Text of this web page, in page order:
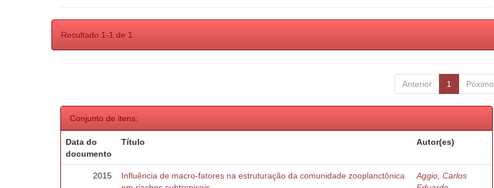
Resultado 1-1 de 1.
Anterior 1 Póximo
Conjunto de itens:
Data do
documento
Título Autor(es)
2015
Influência de macro-fatores na estruturação da comunidade zooplanctônica
Aggio, Carlos